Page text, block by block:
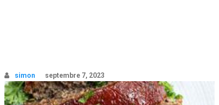
simon septembre 7, 2023